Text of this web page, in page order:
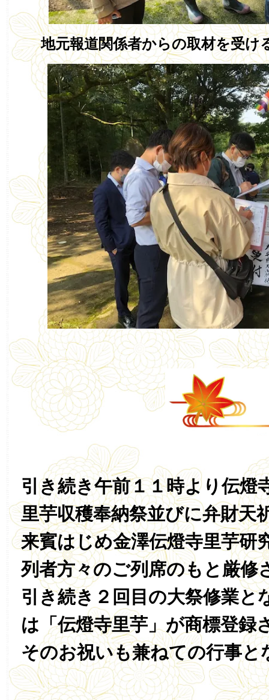
地元報道関係者からの取材を受
引き続き午前１１時より伝燈
里芋収穫奉納祭並びに弁財天
来賓はじめ金澤伝燈寺里芋研
列者方々のご列席のもと厳修
引き続き２回目の大祭修業と
は「伝燈寺里芋」が商標登録
そのお祝いも兼ねての行事と